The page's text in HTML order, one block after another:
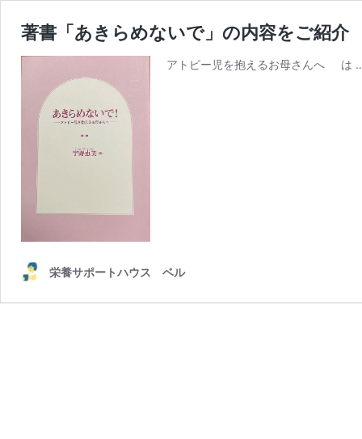
著書「あきらめないで」の内容をご紹介
アトピー児を抱えるお母さんへ は
栄養サポートハウス ベル